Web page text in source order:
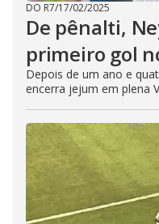
DO R7/17/02/2025
De pênalti,
primeiro gol
Depois de um ano e
encerra jejum em plena